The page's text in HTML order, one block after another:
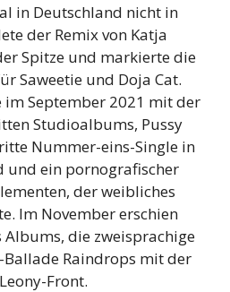
in Deutschland nicht in
der Remix von Katja
Spitze und markierte die
Saweetie und Doja Cat.
im September 2021 mit der
Studioalbums, Pussy
Nummer-eins-Single in
und ein pornografischer
der weibliches
Im November erschien
Albums, die zweisprachige
Ballade Raindrops mit der
Front.